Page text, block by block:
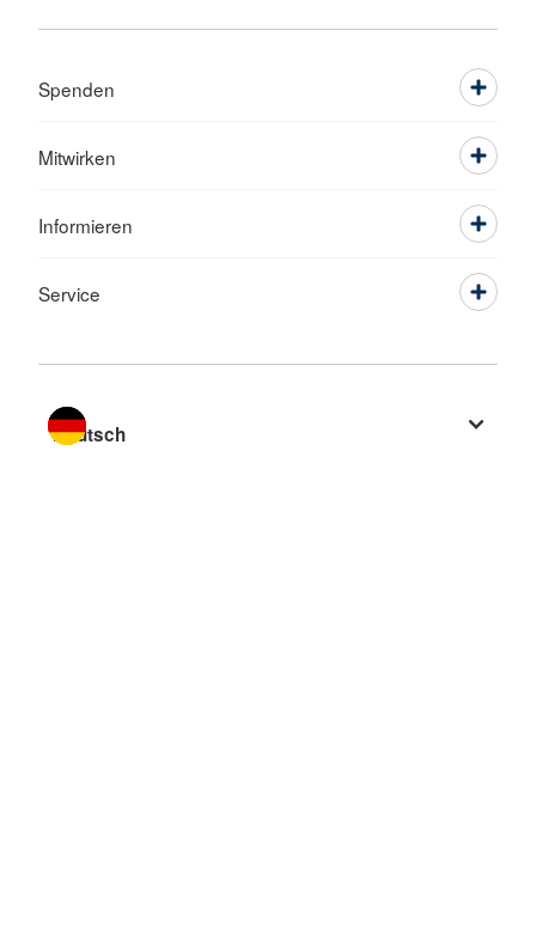
Spenden
Mitwirken
Informieren
Service
Sprache wechseln zu